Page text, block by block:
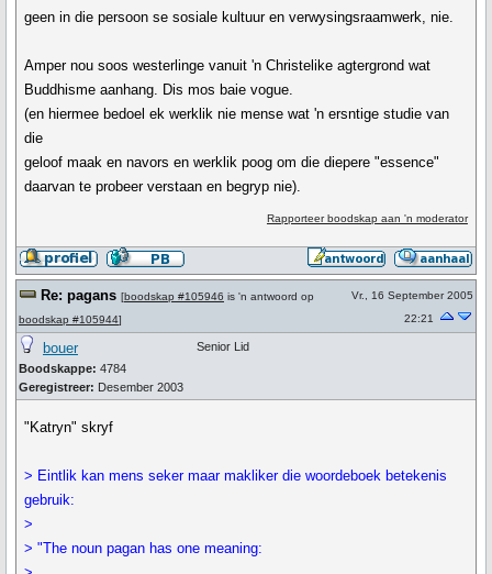
geen in die persoon se sosiale kultuur en verwysingsraamwerk, nie.
Amper nou soos westerlinge vanuit 'n Christelike agtergrond wat
Buddhisme aanhang. Dis mos baie vogue.
(en hiermee bedoel ek werklik nie mense wat 'n ersntige studie van
die
geloof maak en navors en werklik poog om die diepere "essence"
daarvan te probeer verstaan en begryp nie).
Rapporteer boodskap aan 'n moderator
Re: pagans [boodskap #105946 is 'n antwoord op
boodskap #105944]
Vr., 16 September 2005
22:21
bouer
Boodskappe: 4784
Geregistreer: Desember 2003
Senior Lid
"Katryn" skryf
> Eintlik kan mens seker maar makliker die woordeboek betekenis
gebruik:
>
> "The noun pagan has one meaning: